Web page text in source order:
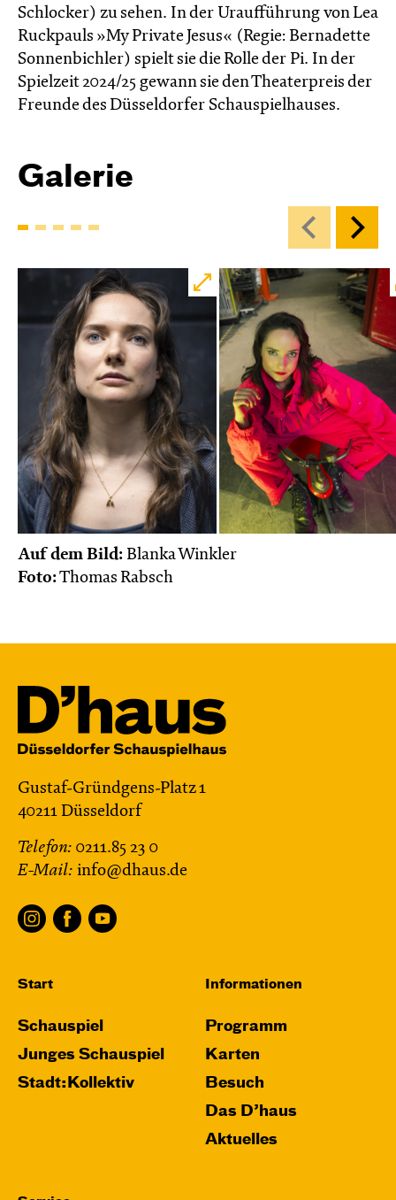
Schlocker) zu sehen. In der Uraufführung von Lea
Ruckpauls »My Private Jesus« (Regie: Bernadette
Sonnenbichler) spielt sie die Rolle der Pi. In der
Spielzeit 2024/25 gewann sie den Theater­preis der
Freunde des Düssel­dorfer Schau­spiel­hauses.
Galerie
Auf dem Bild: Blanka Winkler
Foto:Thomas Rabsch
Gustaf-Gründgens-Platz 1
40211 Düsseldorf
Telefon: 0211.85 23 0
E-Mail: info@dhaus.de
Start
Schauspiel
Junges Schauspiel
Stadt:Kollektiv
Informationen
Programm
Karten
Besuch
Das D’haus
Aktuelles